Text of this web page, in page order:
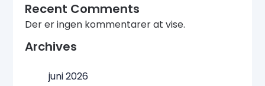
Recent Comments
Der er ingen kommentarer at vise.
Archives
juni 2026